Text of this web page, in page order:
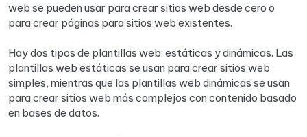
web se pueden usar para crear sitios web desde cero o
para crear páginas para sitios web existentes.
Hay dos tipos de plantillas web: estáticas y dinámicas. Las
plantillas web estáticas se usan para crear sitios web
simples, mientras que las plantillas web dinámicas se usan
para crear sitios web más complejos con contenido basado
en bases de datos.